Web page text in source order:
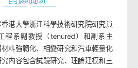
港大學浙江科學技術研究院研究員
程系副教授（tenured）和副系主
料強韌化、相變研究和汽車輕量化
内容包含試驗研究、理論建模和三